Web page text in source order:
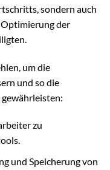
sondern auch
der
um die
und so die
zu
und Speicherung von